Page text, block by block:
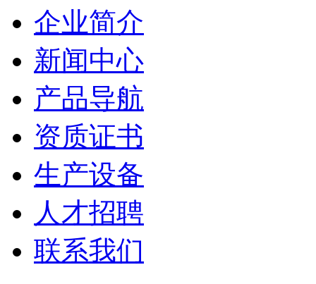
企业简介
新闻中心
产品导航
资质证书
生产设备
人才招聘
联系我们